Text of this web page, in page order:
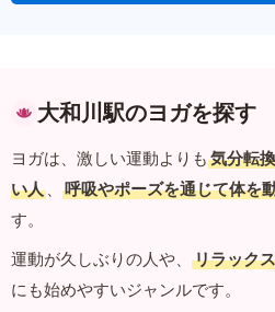
大和川駅のヨガを探す
ヨガは、激しい運動よりも 気分転
い人 、 呼吸やポーズを通じて体を
す。
運動が久しぶりの人や、
リラック
にも始めやすいジャンルです。